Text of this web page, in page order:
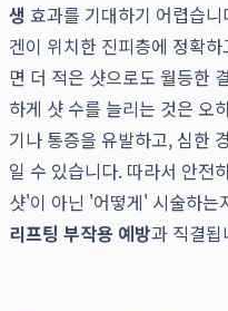
생 효과를 기대하기 어렵습
겐이 위치한 진피층에 정확
면 더 적은 샷으로도 월등한
하게 샷 수를 늘리는 것은 오
기나 통증을 유발하고, 심한
일 수 있습니다. 따라서 안전
샷'이 아닌 '어떻게' 시술하는
리프팅 부작용 예방과 직결됩